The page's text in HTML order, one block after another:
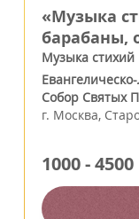
«Музыка
барабаны,
Музыка стихий
Собор Святых
г. Москва,
1000-4500